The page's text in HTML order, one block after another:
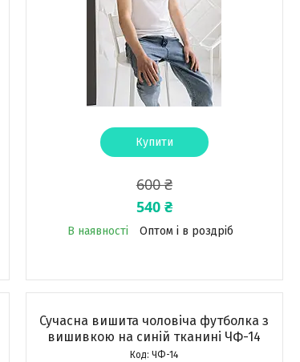
Купити
600 ₴
540 ₴
В наявності Оптом і в роздріб
Сучасна вишита чоловіча футболка з
вишивкою на синій тканині ЧФ-14
ЧФ-14